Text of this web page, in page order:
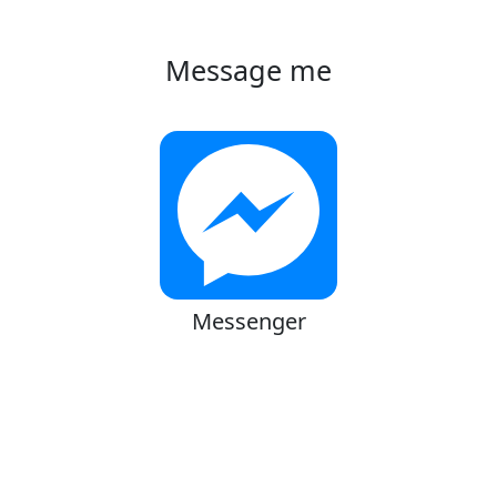
Message me
Messenger